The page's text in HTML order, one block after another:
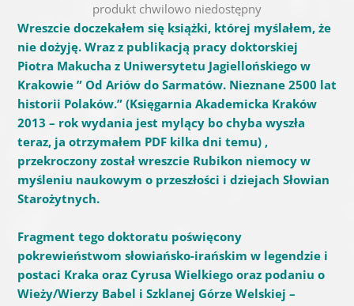
produkt chwilowo niedostępny
Wreszcie doczekałem się książki, której myślałem, że
nie dożyję. Wraz z publikacją pracy doktorskiej
Piotra Makucha z Uniwersytetu Jagiellońskiego w
Krakowie ” Od Ariów do Sarmatów. Nieznane 2500 lat
historii Polaków.” (Księgarnia Akademicka Kraków
2013 – rok wydania jest mylący bo chyba wyszła
teraz, ja otrzymałem PDF kilka dni temu) ,
przekroczony został wreszcie Rubikon niemocy w
myśleniu naukowym o przeszłości i dziejach Słowian
Starożytnych.
Fragment tego doktoratu poświęcony
pokrewieństwom słowiańsko-irańskim w legendzie i
postaci Kraka oraz Cyrusa Wielkiego oraz podaniu o
Wieży/Wierzy Babel i Szklanej Górze Welskiej –